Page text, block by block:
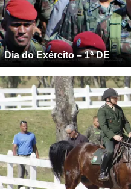
Dia do Exército – 1ª DE